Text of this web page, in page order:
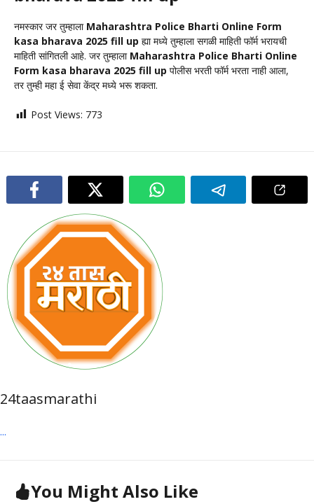
नमस्कार जर तुम्हाला Maharashtra Police Bharti Online Form
kasa bharava 2025 fill up ह्या मध्ये तुम्हाला सगळी माहिती फॉर्म भरायची
माहिती सांगितली आहे. जर तुम्हाला Maharashtra Police Bharti Online
Form kasa bharava 2025 fill up पोलीस भरती फॉर्म भरता नाही आला,
तर तुम्ही महा ई सेवा केंद्र मध्ये भरू शकता.
Post Views: 773
24taasmarathi
...
You Might Also Like